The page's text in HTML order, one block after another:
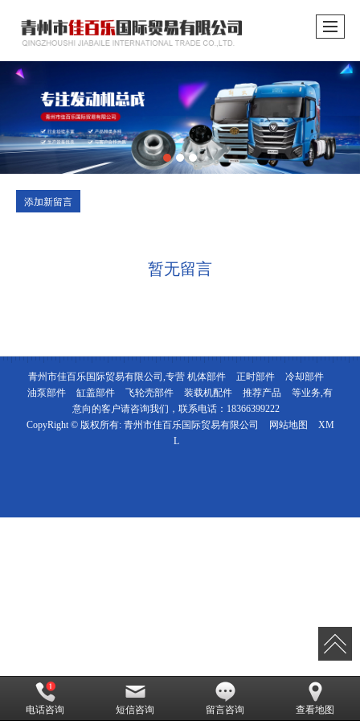
添加新留言
暂无留言
青州市佳百乐国际贸易有限公司,专营 机体部件 正时部件
冷却部件
油泵部件
缸盖部件 飞轮壳部件 装载机配件 推荐产品
等业务,有
意向的客户请咨询我们，联系电话： 18366399222
CopyRight © 版权所有: 青州市佳百乐国际贸易有限公司 网站地图
XM
L
电话咨询 短信咨询 留言咨询 查看地图